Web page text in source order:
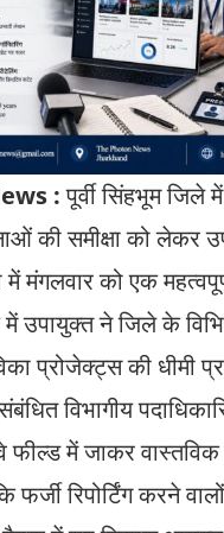
:पूर्वी सिंहभूम जिले
की समीक्षा को लेकर
में मंगलवार को एक
उपायुक्त ने जिले के
प्रोजेक्ट्स की धीमी
विभागीय
फील्ड में जाकर
फर्जी रिपोर्टिंग करने